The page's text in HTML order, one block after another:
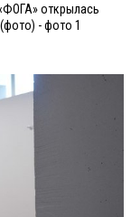
открылась
- фото 1